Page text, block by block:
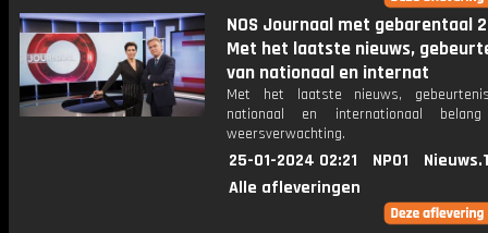
NOS Journaal met gebarentaal
Met het laatste nieuws,
van nationaal en internat
Met het laatste nieuws,
nationaal en internationaal
weersverwachting.
25-01-2024 02:21 NPO1
Alle afleveringen